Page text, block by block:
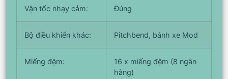
Vận tốc nhạy cảm: Đúng
Bộ điều khiển khác: Pitchbend, bánh xe Mod
Miếng đệm:
16 x miếng đệm (8 ngân
hàng)